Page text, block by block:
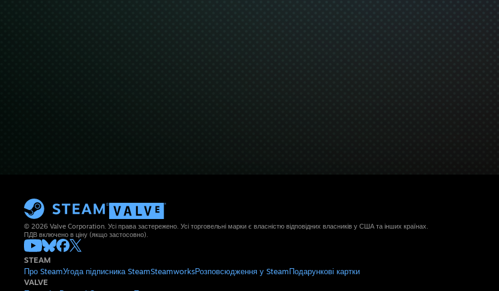
© 2026 Valve Corporation. Усі права застережено. Усі торговельні марки є власністю відповідних власників у США та інших країнах.
ПДВ включено в ціну (якщо застосовно).
STEAM
Про SteamУгода підписника SteamSteamworksРозповсюдження у SteamПодарункові картки
VALVE